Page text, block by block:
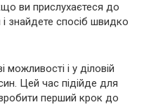
ви прислухаєтеся до
і знайдете спосіб швидко
і у діловій
Цей час підійде для
перший крок до